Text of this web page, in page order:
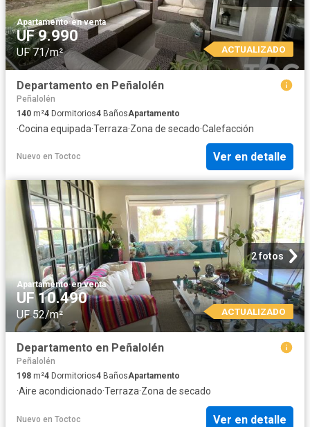
Apartamento·en venta
UF 9.990
UF 71/m² ACTUALIZADO
Departamento en Peñalolén
Peñalolén
140 m²4 Dormitorios4 BañosApartamento
·Cocina equipada·Terraza·Zona de secado·Calefacción
Nuevo en Toctoc Ver en detalle
2 fotos
Apartamento·en venta
UF 10.490
UF 52/m² ACTUALIZADO
Departamento en Peñalolén
Peñalolén
198 m²4 Dormitorios4 BañosApartamento
·Aire acondicionado·Terraza·Zona de secado
Nuevo en Toctoc Ver en detalle